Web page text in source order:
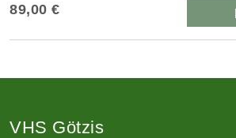
89,00 €
VHS Götzis